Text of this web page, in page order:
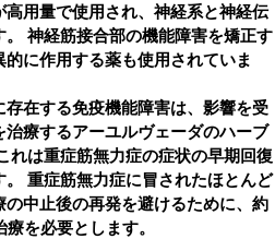
用量で使用され、神経系と神経伝
神経筋接合部の機能障害を矯正す
に作用する薬も使用されていま
在する免疫機能障害は、影響を受
療するアーユルヴェーダのハーブ
れは重症筋無力症の症状の早期回復
重症筋無力症に冒されたほとんど
中止後の再発を避けるために、約
を必要とします。